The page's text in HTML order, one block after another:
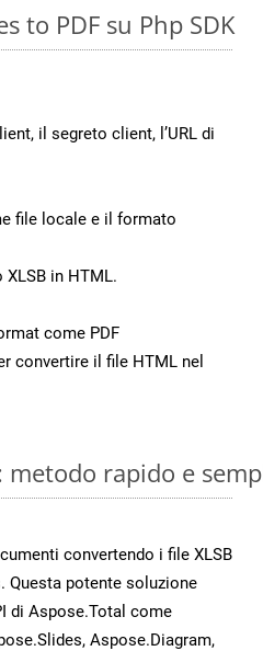
to PDF su Php SDK
il segreto client, l’URL di
file locale e il formato
in HTML.
come PDF
convertire il file HTML nel
metodo rapido e
convertendo i file XLSB
Questa potente soluzione
di Aspose.Total come
Aspose.Diagram,